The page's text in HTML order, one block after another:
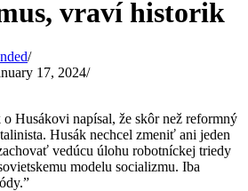
vraví historik
17, 2024
Husákovi napísal, že skôr než reformný
Husák nechcel zmeniť ani jeden
vedúcu úlohu robotníckej triedy
modelu socializmu. Iba